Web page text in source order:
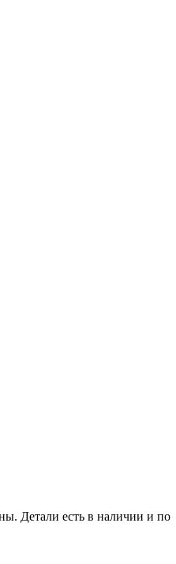
Детали есть в наличии и по